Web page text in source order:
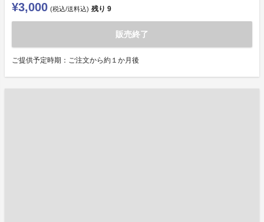
¥3,000 (税込/送料込) 残り 9
販売終了
ご提供予定時期：ご注文から約１か月後